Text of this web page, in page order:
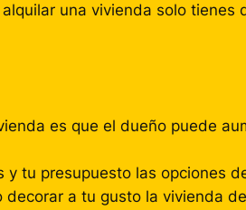
una vivienda solo
es que el dueño puede
tu presupuesto las opciones
a tu gusto la vivienda